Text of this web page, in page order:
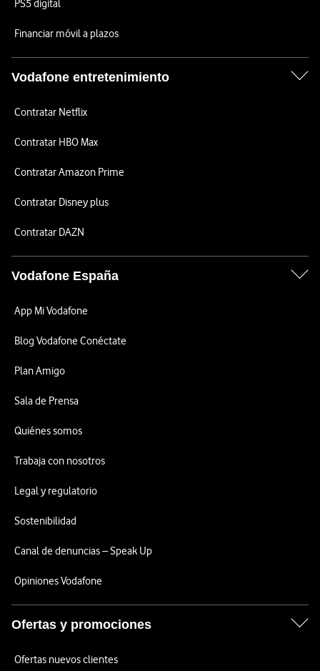
PS5 digital
Financiar móvil a plazos
Vodafone entretenimiento
Contratar Netflix
Contratar HBO Max
Contratar Amazon Prime
Contratar Disney plus
Contratar DAZN
Vodafone España
App Mi Vodafone
Blog Vodafone Conéctate
Plan Amigo
Sala de Prensa
Quiénes somos
Trabaja con nosotros
Legal y regulatorio
Sostenibilidad
Canal de denuncias – Speak Up
Opiniones Vodafone
Ofertas y promociones
Ofertas nuevos clientes